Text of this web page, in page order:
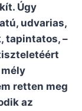
Úgy
udvarias,
tapintatos, –
retten meg
az